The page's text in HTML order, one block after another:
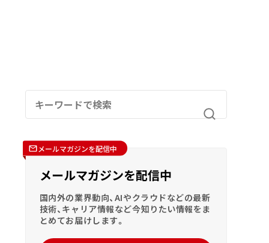
メールマガジンを配信中
メールマガジンを配信中
国内外の業界動向、AIやクラウドなどの最新
技術、キャリア情報など今知りたい情報をま
とめてお届けします。